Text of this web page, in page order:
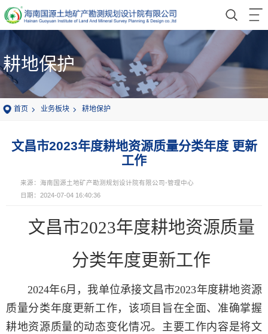
耕地保护
首页 业务板块 耕地保护
文昌市2023年度耕地资源质量分类年度 更新
工作
来源：海南国源土地矿产勘测规划设计院有限公司-管理中心
日期：2024-07-04 16:40:36
文昌市2023年度耕地资源质量
分类年度更新工作
2024年6月，我单位承接文昌市2023年度耕地资源
质量分类年度更新工作，该项目旨在全面、准确掌握
耕地资源质量的动态变化情况。主要工作内容是将文